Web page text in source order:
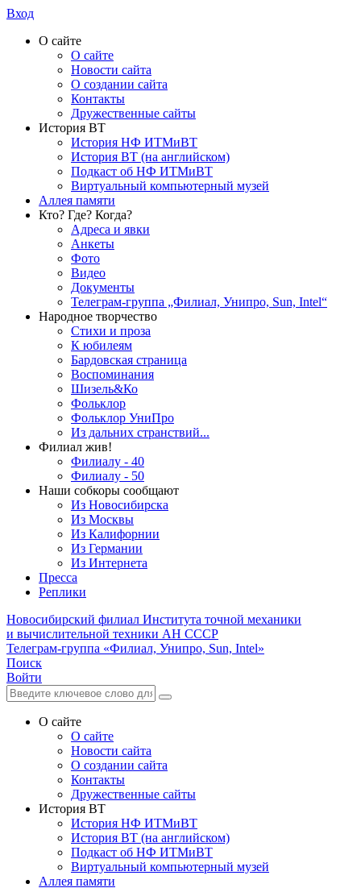
Вход
О сайте
О сайте
Новости сайта
О создании сайта
Контакты
Дружественные сайты
История ВТ
История НФ ИТМиВТ
История ВТ (на английском)
Подкаст об НФ ИТМиВТ
Виртуальный компьютерный музей
Аллея памяти
Кто? Где? Когда?
Адреса и явки
Анкеты
Фото
Видео
Документы
Телеграм-группа „Филиал, Унипро, Sun, Intel“
Народное творчество
Стихи и проза
К юбилеям
Бардовская страница
Воспоминания
Шизель&Ко
Фольклор
Фольклор УниПро
Из дальних странствий...
Филиал жив!
Филиалу - 40
Филиалу - 50
Наши собкоры сообщают
Из Новосибирска
Из Москвы
Из Калифорнии
Из Германии
Из Интернета
Пресса
Реплики
Новосибирский филиал Института точной механики
и вычислительной техники АН СССР
Телеграм-группа «Филиал, Унипро, Sun, Intel»
Поиск
Войти
О сайте
О сайте
Новости сайта
О создании сайта
Контакты
Дружественные сайты
История ВТ
История НФ ИТМиВТ
История ВТ (на английском)
Подкаст об НФ ИТМиВТ
Виртуальный компьютерный музей
Аллея памяти